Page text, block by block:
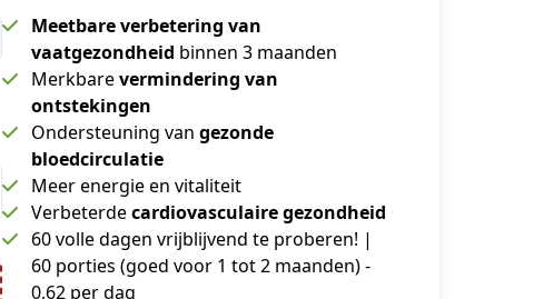
Meetbare verbetering van
vaatgezondheid binnen 3 maanden
Merkbarevermindering van
ontstekingen
Ondersteuning van gezonde
bloedcirculatie
Meer energie en vitaliteit
Verbeterdecardiovasculaire gezondheid
60 volle dagen vrijblijvend te proberen! |
60 porties (goed voor 1 tot 2 maanden) -
0,62 per dag